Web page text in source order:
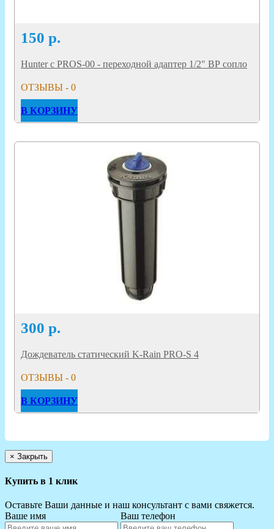
150 р.
Hunter с PROS-00 - переходной адаптер 1/2" ВР сопло
ОТЗЫВЫ - 0
В КОРЗИНУ
300 р.
Дождеватель статический K-Rain PRO-S 4
ОТЗЫВЫ - 0
В КОРЗИНУ
× Закрыть
Купить в 1 клик
Оставьте Ваши данные и наш консультант с вами свяжется.
Ваше имя
Ваш телефон